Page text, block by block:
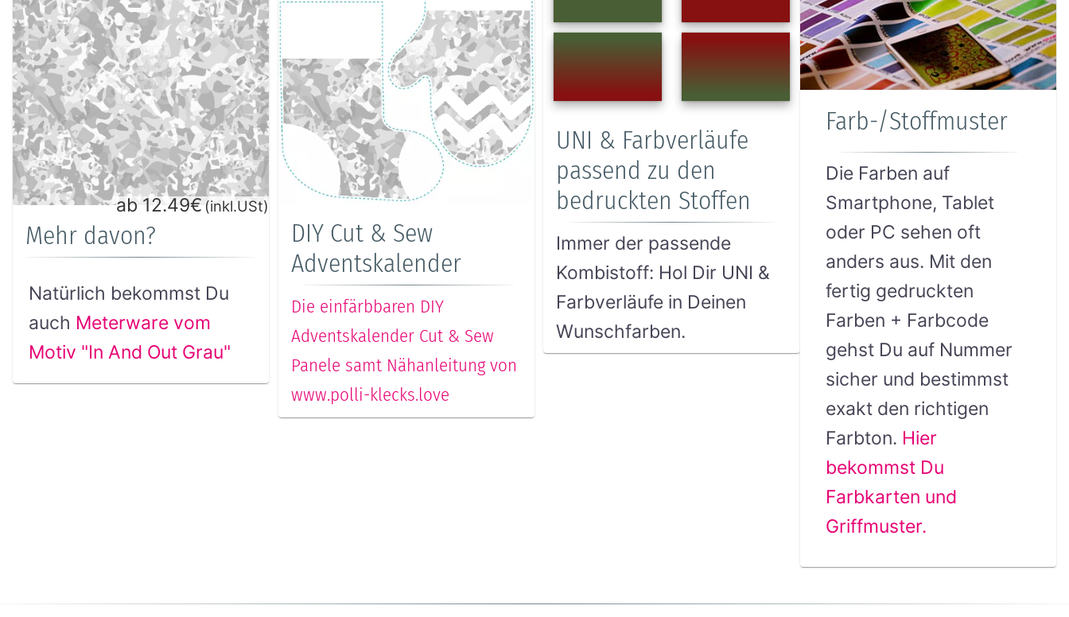
ab 12.49€ (inkl.USt)
Mehr davon?
Natürlich bekommst Du
auch Meterware vom
Motiv "In And Out Grau"
DIY Cut & Sew
Adventskalender
Die einfärbbaren DIY
Adventskalender Cut & Sew
Panele samt Nähanleitung von
www.polli-klecks.love
UNI & Farbverläufe
passend zu den
bedruckten Stoffen
Immer der passende
Kombistoff: Hol Dir UNI &
Farbverläufe in Deinen
Wunschfarben.
Farb-/Stoffmuster
Die Farben auf
Smartphone, Tablet
oder PC sehen oft
anders aus. Mit den
fertig gedruckten
Farben + Farbcode
gehst Du auf Nummer
sicher und bestimmst
exakt den richtigen
Farbton. Hier
bekommst Du
Farbkarten und
Griffmuster.